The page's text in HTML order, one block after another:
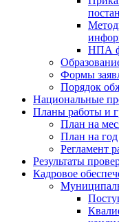
НПА
Формы
Порядок
Национальные
Планы работы и
План на
План на год
Регламент
Результаты
Кадровое